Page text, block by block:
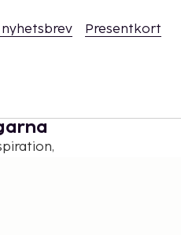
Presentkort